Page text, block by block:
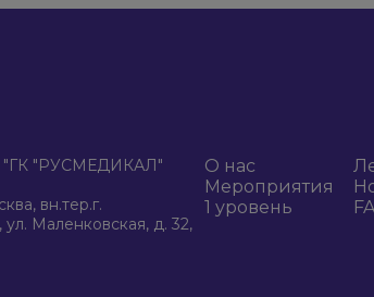
"ГК "РУСМЕДИКАЛ"
вн.тер.г.
Маленковская, д. 32,
О нас
Мероприятия
1 уровень